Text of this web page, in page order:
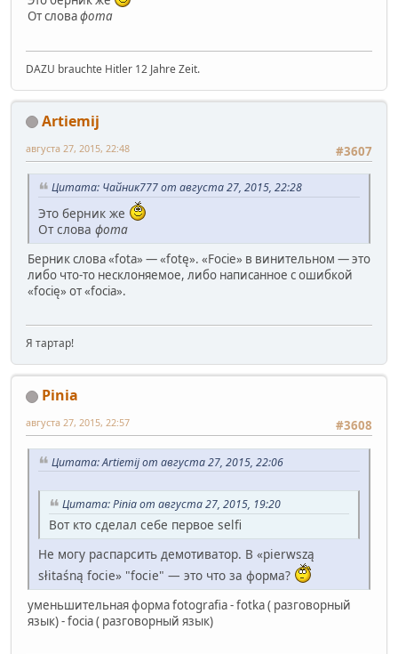
От словафота
DAZU brauchte Hitler 12 Jahre Zeit.
Artiemij
#3607
августа 27, 2015, 22:48
Цитата: Чайник777 от августа 27, 2015, 22:28
Это берник же
От слова фота
Берник слова «fota» — «fotę». «Focie» в винительном — это
либо что-то несклоняемое, либо написанное с ошибкой
«focię» от «focia».
Я тартар!
Pinia
#3608
августа 27, 2015, 22:57
Цитата: Artiemij от августа 27, 2015, 22:06
Цитата: Pinia от августа 27, 2015, 19:20
Вот кто сделал себе первое selfi
Не могу распарсить демотиватор. В «pierwszą
słitaśną focie» "focie" — это что за форма?
уменьшительная форма fotografia - fotka ( разговорный
язык) - focia ( разговорный язык)